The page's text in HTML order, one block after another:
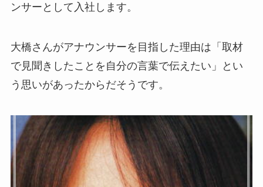
ンサーとして入社します。
大橋さんがアナウンサーを目指した理由は「取材
で見聞きしたことを自分の言葉で伝えたい」とい
う思いがあったからだそうです。